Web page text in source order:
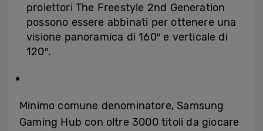
proiettori The Freestyle 2nd Generation
possono essere abbinati per ottenere una
visione panoramica di 160″ e verticale di
120″.
Minimo comune denominatore, Samsung
Gaming Hub con oltre 3000 titoli da giocare